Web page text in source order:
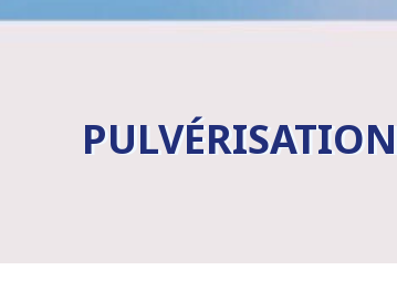
PULVÉRISATION